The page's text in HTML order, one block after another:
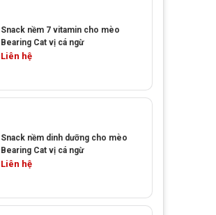
Snack nềm 7 vitamin cho mèo
Bearing Cat vị cá ngừ
Liên hệ
Snack nềm dinh dưỡng cho mèo
Bearing Cat vị cá ngừ
Liên hệ